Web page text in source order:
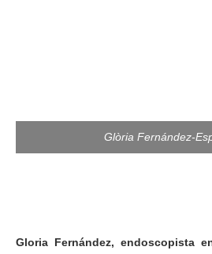
Glòria Fernández-
Gloria Fernández, endoscopista